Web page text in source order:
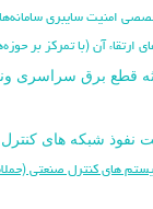
امنیت سایبری
آن (با تمرکز بر
قطع برق سراسری
نفوذ شبکه های
های کنترل صنعتی